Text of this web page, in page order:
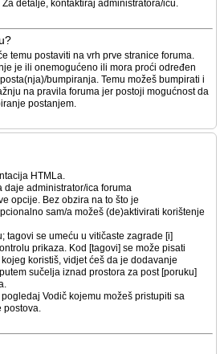
detalje, kontaktiraj administratora/icu.
temu postaviti na vrh prve stranice foruma.
je ili onemogućeno ili mora proći određen
bumpiranja. Temu možeš bumpirati i
na pravila foruma jer postoji mogućnost da
postanjem.
HTMLa.
daje administrator/ica foruma
opcije. Bez obzira na to što je
sam/a možeš (de)aktivirati korištenje
tagovi se umeću u vitičaste zagrade [i]
prikaza. Kod [tagovi] se može pisati
koristiš, vidjet ćeš da je dodavanje
sučelja iznad prostora za post [poruku]
Vodič kojemu možeš pristupiti sa
postova.